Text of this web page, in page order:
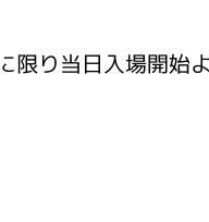
り当日入場開始